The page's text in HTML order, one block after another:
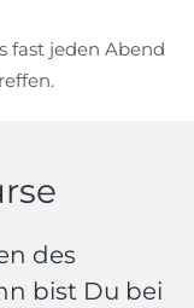
fast jeden Abend
des
bist Du bei